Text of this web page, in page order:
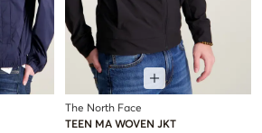
The North Face
TEEN MA WOVEN JKT